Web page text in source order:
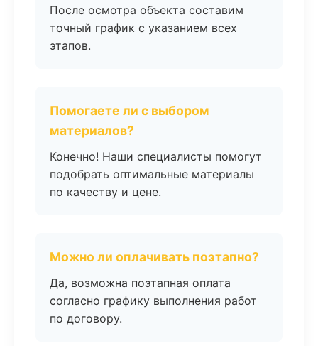
После осмотра объекта составим
точный график с указанием всех
этапов.
Помогаете ли с выбором
материалов?
Конечно! Наши специалисты помогут
подобрать оптимальные материалы
по качеству и цене.
Можно ли оплачивать поэтапно?
Да, возможна поэтапная оплата
согласно графику выполнения работ
по договору.